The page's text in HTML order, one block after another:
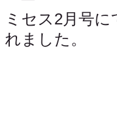
ミセス2月号に
れました。